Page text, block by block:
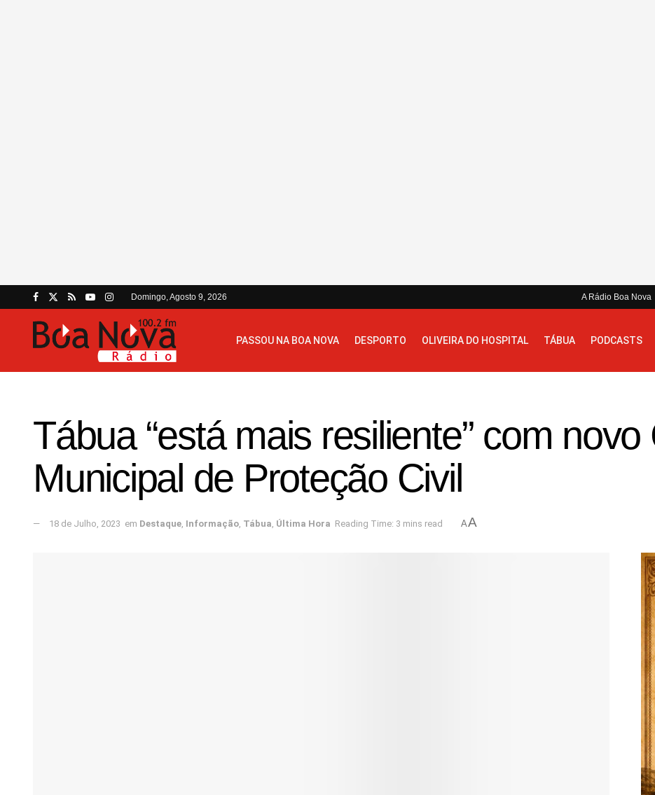
Domingo, Agosto 9, 2026 A Rádio Boa Nova
PASSOU NA BOA NOVA DESPORTO OLIVEIRA DO HOSPITAL TÁBUA PODCASTS
Tábua “está mais resiliente” com novo
Municipal de Proteção Civil
18 de Julho, 2023 em Destaque, Informação, Tábua, Última Hora Reading Time: 3 mins read AA